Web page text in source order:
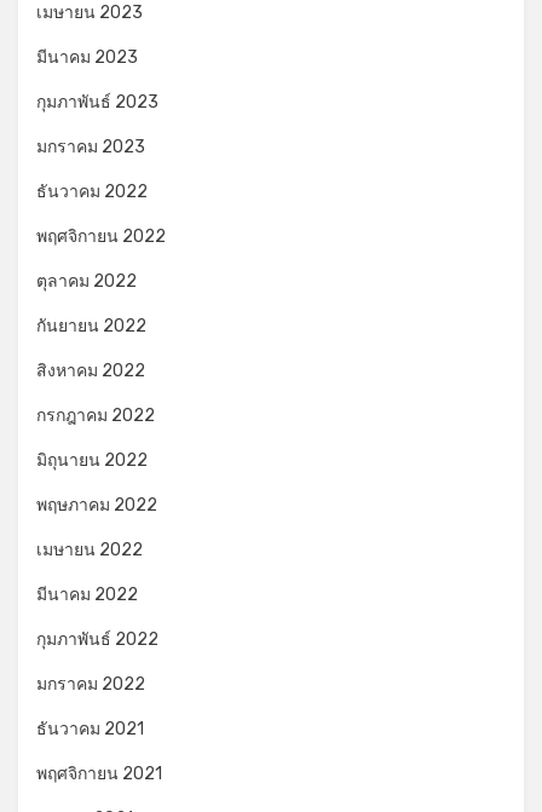
เมษายน 2023
มีนาคม 2023
กุมภาพันธ์ 2023
มกราคม 2023
ธันวาคม 2022
พฤศจิกายน 2022
ตุลาคม 2022
กันยายน 2022
สิงหาคม 2022
กรกฎาคม 2022
มิถุนายน 2022
พฤษภาคม 2022
เมษายน 2022
มีนาคม 2022
กุมภาพันธ์ 2022
มกราคม 2022
ธันวาคม 2021
พฤศจิกายน 2021